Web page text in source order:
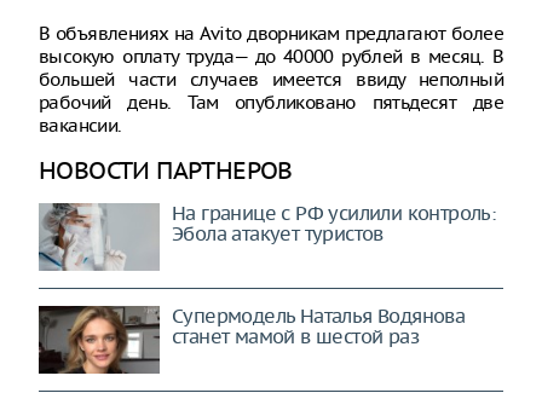
В объявлениях на Avito дворникам предлагают более
высокую оплату труда— до 40000 рублей в месяц. В
большей части случаев имеется ввиду неполный
рабочий день. Там опубликовано пятьдесят две
вакансии.
НОВОСТИ ПАРТНЕРОВ
На границе с РФ усилили контроль:
Эбола атакует туристов
Супермодель Наталья Водянова
станет мамой в шестой раз